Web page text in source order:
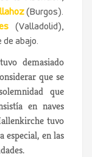
(Burgos).
(Valladolid),
de abajo.
demasiado
que se
que
en naves
tuvo
especial, en las